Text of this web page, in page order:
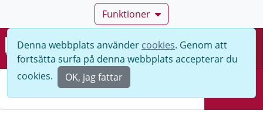
Funktioner
Meny
Denna webbplats använder cookies. Genom att
fortsätta surfa på denna webbplats accepterar du
cookies.
OK, jag fattar